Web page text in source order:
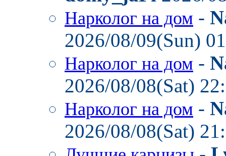
Нарколог на дом -
2026/08/09(Sun)
Нарколог на дом -
2026/08/08(Sat)
Нарколог на дом -
2026/08/08(Sat)